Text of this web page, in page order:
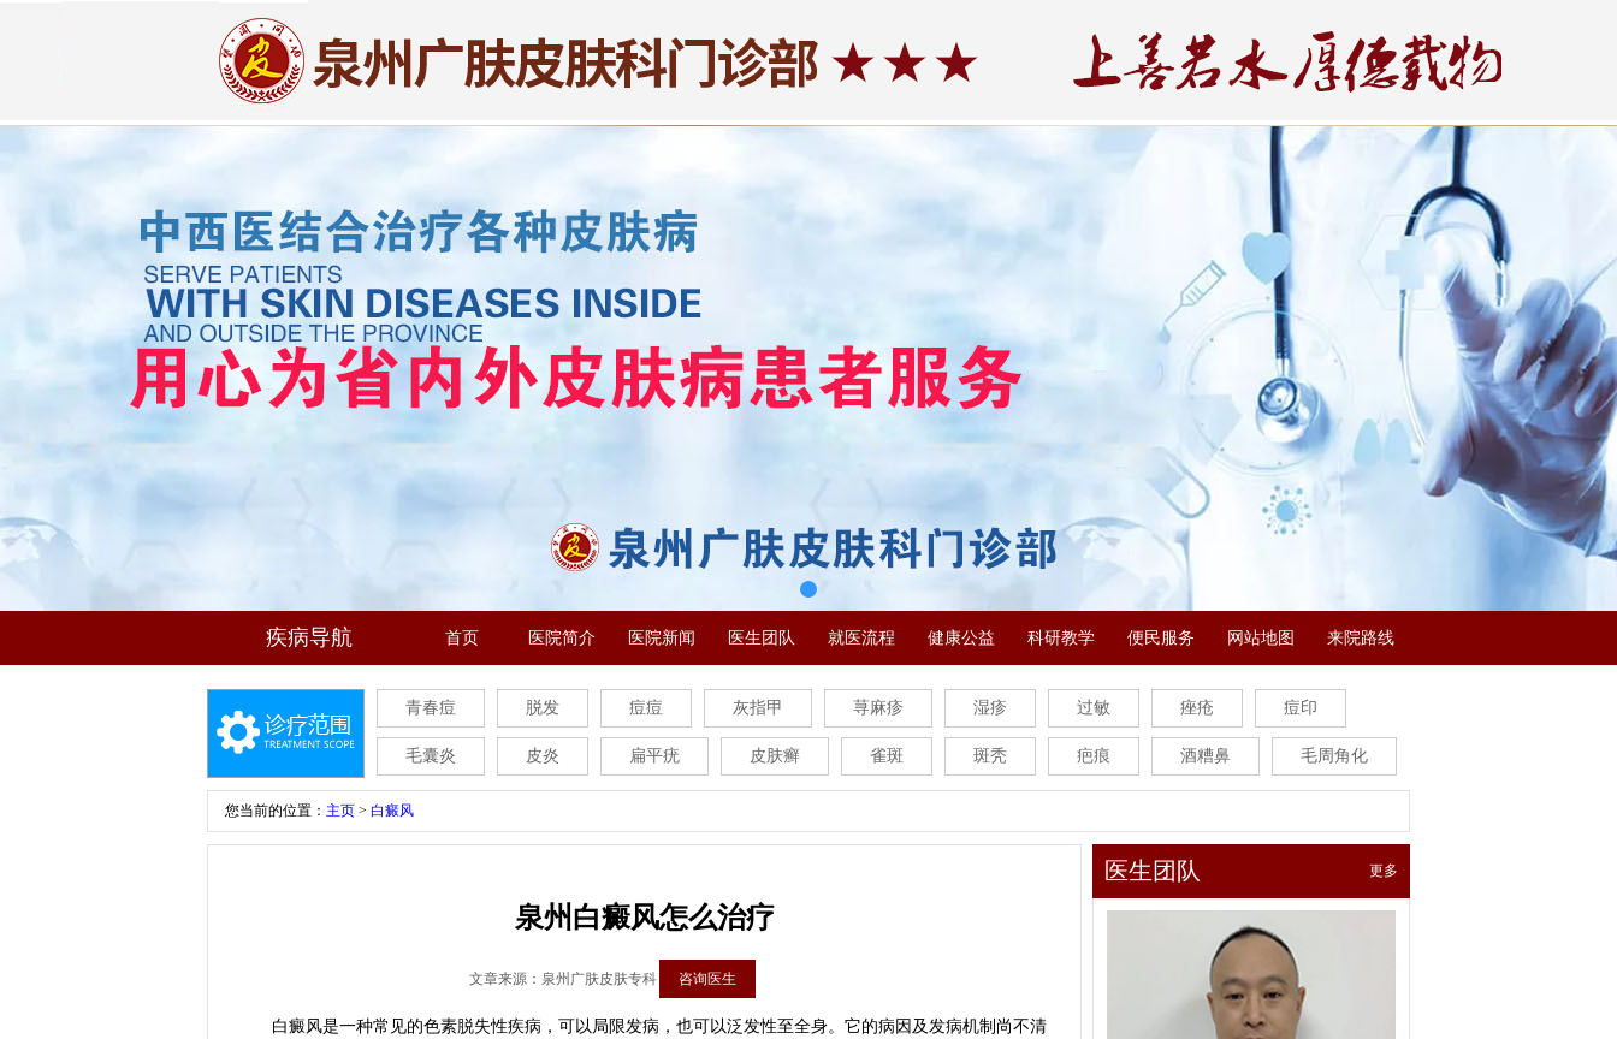
疾病导航 首页 医院简介 医院新闻 医生团队 就医流程 健康公益 科研教学 便民服务 网站地图 来院路线
青春痘 脱发 痘痘 灰指甲 荨麻疹 湿疹 过敏 痤疮 痘印
毛囊炎 皮炎 扁平疣 皮肤癣 雀斑 斑秃 疤痕 酒糟鼻 毛周角化
您当前的位置： 主页 > 白癜风
泉州白癜风怎么治疗
文章来源：泉州广肤皮肤专科 咨询医生
白癜风是一种常见的色素脱失性疾病，可以局限发病，也可以泛发性至全身。它的病因及发病机制尚不清
医生团队 更多